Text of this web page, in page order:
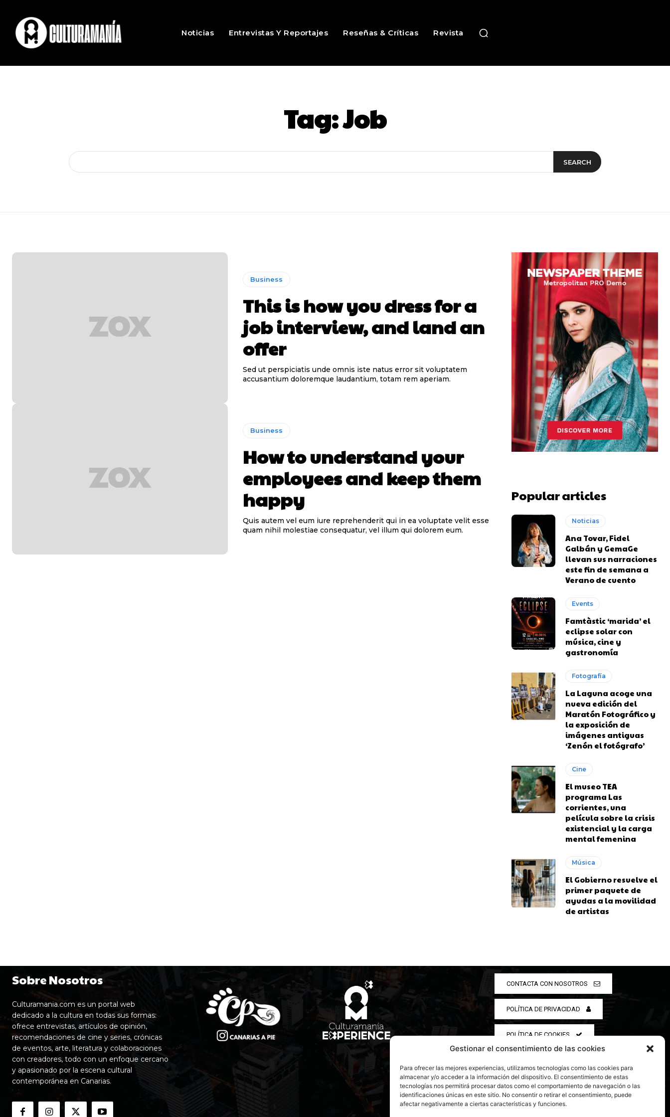
Gestionar el consentimiento de las cookies
Para ofrecer las mejores experiencias, utilizamos tecnologías como las cookies para
almacenar y/o acceder a la información del dispositivo. El consentimiento de estas
tecnologías nos permitirá procesar datos como el comportamiento de navegación o las
identificaciones únicas en este sitio. No consentir o retirar el consentimiento, puede
afectar negativamente a ciertas características y funciones.
Noticias Entrevistas Y Reportajes Reseñas & Críticas Revista
Tag:Job
SEARCH
Business
This is how you dress for a
job interview, and land an
offer
Sed ut perspiciatis unde omnis iste natus error sit voluptatem
accusantium doloremque laudantium, totam rem aperiam.
Business
How to understand your
employees and keep them
happy
Quis autem vel eum iure reprehenderit qui in ea voluptate velit esse
quam nihil molestiae consequatur, vel illum qui dolorem eum.
Popular articles
Noticias
Ana Tovar, Fidel
Galbán y GemaGe
llevan sus narraciones
este fin de semana a
Verano de cuento
Events
Famtàstic ‘marida’ el
eclipse solar con
música, cine y
gastronomía
Fotografía
La Laguna acoge una
nueva edición del
Maratón Fotográfico y
la exposición de
imágenes antiguas
‘Zenón el fotógrafo’
Cine
El museo TEA
programa Las
corrientes, una
película sobre la crisis
existencial y la carga
mental femenina
Música
El Gobierno resuelve el
primer paquete de
ayudas a la movilidad
de artistas
Sobre Nosotros
Culturamania.com es un portal web
dedicado a la cultura en todas sus formas:
ofrece entrevistas, artículos de opinión,
recomendaciones de cine y series, crónicas
de eventos, arte, literatura y colaboraciones
con creadores, todo con un enfoque cercano
y apasionado por la escena cultural
contemporánea en Canarias.
CONTACTA CON NOSOTROS
POLÍTICA DE PRIVACIDAD
POLÍTICA DE COOKIES